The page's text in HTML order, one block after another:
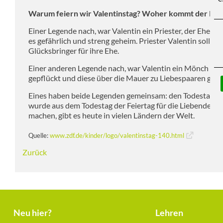
Warum feiern wir Valentinstag? Woher kommt der
Einer Legende nach, war Valentin ein Priester, der
es gefährlich und streng geheim. Priester Valentin soll
Glücksbringer für ihre Ehe.
Einer anderen Legende nach, war Valentin ein Mönch
gepflückt und diese über die Mauer zu Liebespaaren
Eines haben beide Legenden gemeinsam: den Todestag
wurde aus dem Todestag der Feiertag für die Liebenden.
machen, gibt es heute in vielen Ländern der Welt.
Quelle:www.zdf.de/kinder/logo/valentinstag-140.html
Zurück
Neu hier? Lehren